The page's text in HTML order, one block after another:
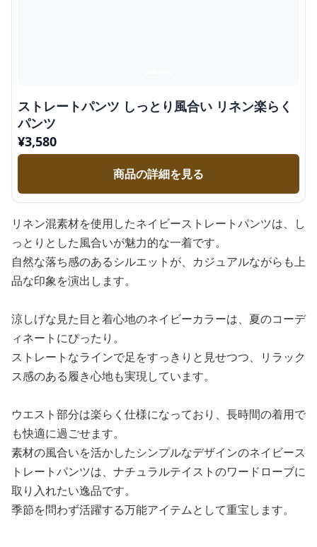
ストレートパンツ しっとり風合い リネン楽らく
パンツ
¥3,580
商品の詳細を見る
リネン混素材を使用したネイビーストレートパンツは、し
っとりとした風合いが魅力的な一着です。
自然な落ち感のあるシルエットが、カジュアルながらも上
品な印象を演出します。
涼しげな見た目と着心地のネイビーカラーは、夏のコーデ
ィネートにぴったり。
ストレートなラインで足をすっきりと見せつつ、リラック
ス感のある履き心地も実現しています。
ウエスト部分は楽らく仕様になっており、長時間の着用で
も快適に過ごせます。
素材の風合いを活かしたシンプルなデザインのネイビース
トレートパンツは、ナチュラルテイストのワードローブに
取り入れたい逸品です。
季節を問わず活躍する万能アイテムとして重宝します。